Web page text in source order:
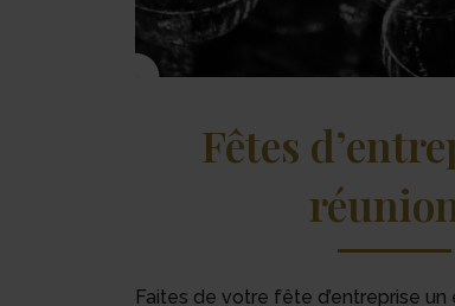
Fêtes
Faites de votre fête d’entreprise